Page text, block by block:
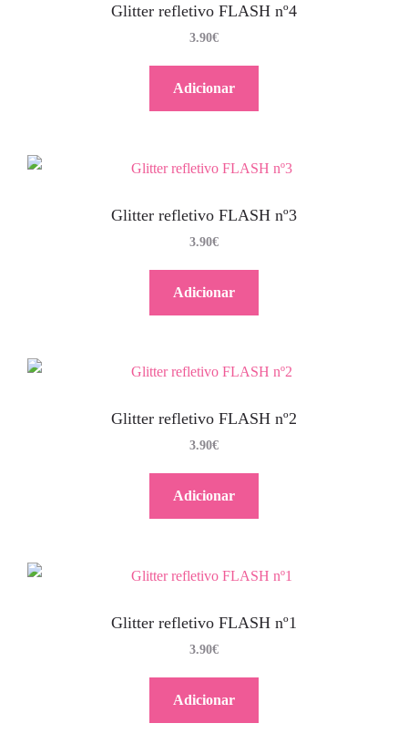
Glitter refletivo FLASH nº4
3.90€
Adicionar
Glitter refletivo FLASH nº3
3.90€
Adicionar
Glitter refletivo FLASH nº2
3.90€
Adicionar
Glitter refletivo FLASH nº1
3.90€
Adicionar